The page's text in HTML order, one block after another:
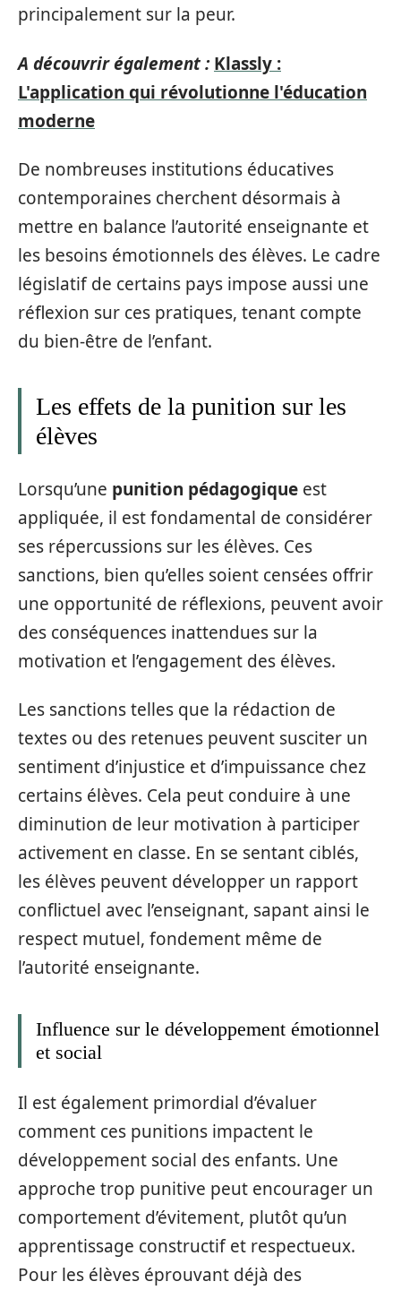
principalement sur la peur.
A découvrir également : Klassly :
L'application qui révolutionne l'éducation
moderne
De nombreuses institutions éducatives
contemporaines cherchent désormais à
mettre en balance l’autorité enseignante et
les besoins émotionnels des élèves. Le cadre
législatif de certains pays impose aussi une
réflexion sur ces pratiques, tenant compte
du bien-être de l’enfant.
Les effets de la punition sur les
élèves
Lorsqu’une punition pédagogique est
appliquée, il est fondamental de considérer
ses répercussions sur les élèves. Ces
sanctions, bien qu’elles soient censées offrir
une opportunité de réflexions, peuvent avoir
des conséquences inattendues sur la
motivation et l’engagement des élèves.
Les sanctions telles que la rédaction de
textes ou des retenues peuvent susciter un
sentiment d’injustice et d’impuissance chez
certains élèves. Cela peut conduire à une
diminution de leur motivation à participer
activement en classe. En se sentant ciblés,
les élèves peuvent développer un rapport
conflictuel avec l’enseignant, sapant ainsi le
respect mutuel, fondement même de
l’autorité enseignante.
Influence sur le développement émotionnel
et social
Il est également primordial d’évaluer
comment ces punitions impactent le
développement social des enfants. Une
approche trop punitive peut encourager un
comportement d’évitement, plutôt qu’un
apprentissage constructif et respectueux.
Pour les élèves éprouvant déjà des